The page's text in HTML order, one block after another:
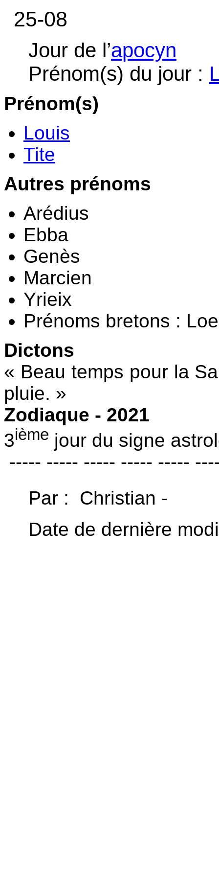
25-08
Jour de l’apocyn
Prénom(s) du jour :
Prénom(s)
Louis
Tite
Autres prénoms
Arédius
Ebba
Genès
Marcien
Yrieix
Prénoms bretons :
Dictons
« Beau temps pour la
pluie. »
Zodiaque - 2021
3ième jour du signe
----- ----- ----- ----- -----
Par : Christian -
Date de dernière